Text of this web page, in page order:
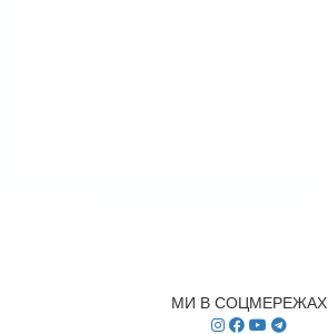
МИ В СОЦМЕРЕЖАХ